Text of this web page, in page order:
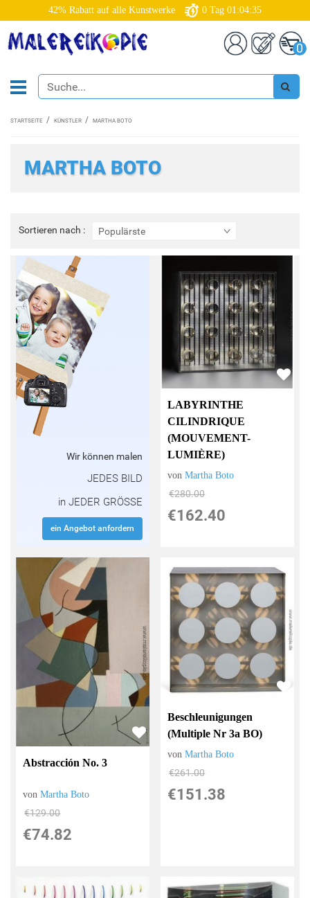
42% Rabatt auf alle Kunstwerke 0 Tag 01:04:34
0
STARTSEITE KÜNSTLER MARTHA BOTO
MARTHA BOTO
Sortieren nach : Populärste
Sortieren
nach
Wir können malen
JEDES BILD
in JEDER GRÖSSE
ein Angebot anfordern
LABYRINTHE
CILINDRIQUE
(MOUVEMENT-
LUMIÈRE)
vonMartha Boto
€280.00
€162.40
Abstracción No. 3
vonMartha Boto
€129.00
€74.82
Beschleunigungen
(Multiple Nr 3a BO)
vonMartha Boto
€261.00
€151.38